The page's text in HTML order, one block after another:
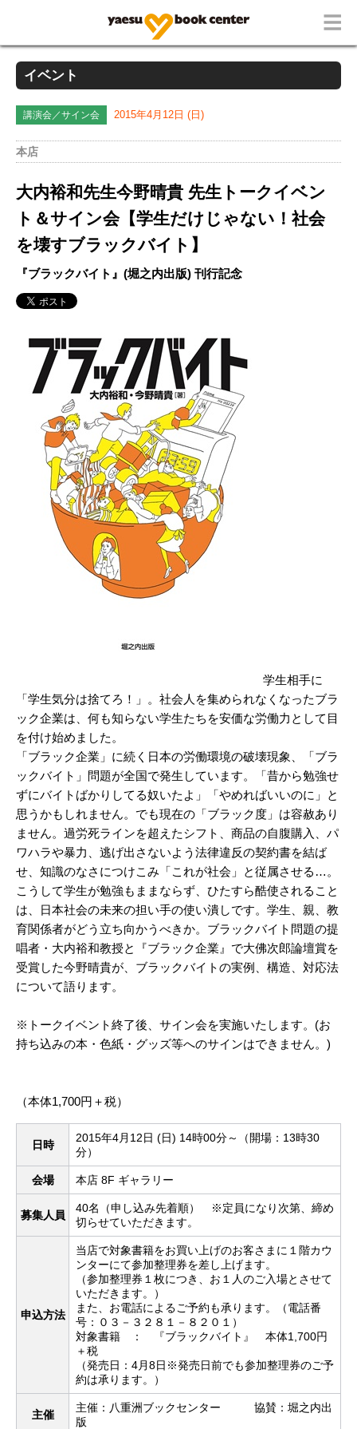
イベント
講演会／サイン会 2015年4月12日 (日)
本店
大内裕和先生今野晴貴 先生トークイベン
ト＆サイン会【学生だけじゃない！社会
を壊すブラックバイト】
『ブラックバイト』(堀之内出版) 刊行記念
学生相手に
「学生気分は捨てろ！」。社会人を集められなくなったブラ
ック企業は、何も知らない学生たちを安価な労働力として目
を付け始めました。
「ブラック企業」に続く日本の労働環境の破壊現象、「ブラ
ックバイト」問題が全国で発生しています。「昔から勉強せ
ずにバイトばかりしてる奴いたよ」「やめればいいのに」と
思うかもしれません。でも現在の「ブラック度」は容赦あり
ません。過労死ラインを超えたシフト、商品の自腹購入、パ
ワハラや暴力、逃げ出さないよう法律違反の契約書を結ば
せ、知識のなさにつけこみ「これが社会」と従属させる…。
こうして学生が勉強もままならず、ひたすら酷使されること
は、日本社会の未来の担い手の使い潰しです。学生、親、教
育関係者がどう立ち向かうべきか。ブラックバイト問題の提
唱者・大内裕和教授と『ブラック企業』で大佛次郎論壇賞を
受賞した今野晴貴が、ブラックバイトの実例、構造、対応法
について語ります。
※トークイベント終了後、サイン会を実施いたします。(お
持ち込みの本・色紙・グッズ等へのサインはできません。)
（本体1,700円＋税）
日時
2015年4月12日 (日) 14時00分～（開場：13時30
分）
会場 本店 8F ギャラリー
募集人員
40名（申し込み先着順） ※定員になり次第、締め
切らせていただきます。
申込方法
当店で対象書籍をお買い上げのお客さまに１階カウ
ンターにて参加整理券を差し上げます。
（参加整理券１枚につき、お１人のご入場とさせて
いただきます。）
また、お電話によるご予約も承ります。（電話番
号：０３－３２８１－８２０１）
対象書籍 ： 『ブラックバイト』 本体1,700円
＋税
（発売日：4月8日※発売日前でも参加整理券のご予
約は承ります。）
主催
主催：八重洲ブックセンター 協賛：堀之内出
版